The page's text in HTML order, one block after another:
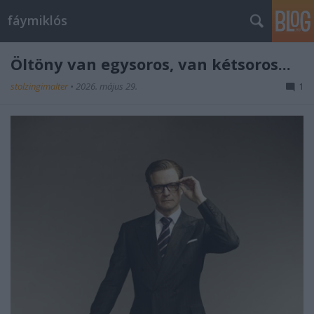
fáymiklós
Öltöny van egysoros, van kétsoros...
stolzingimalter • 2026. május 29. 1